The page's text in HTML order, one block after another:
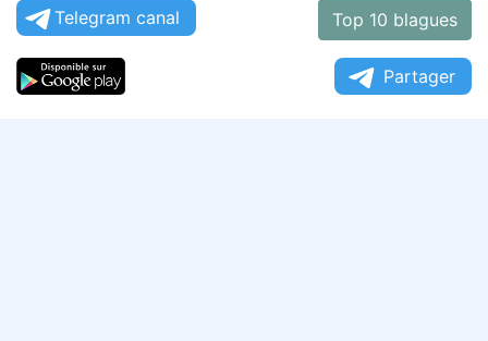
Telegram canal Top 10 blagues
Partager